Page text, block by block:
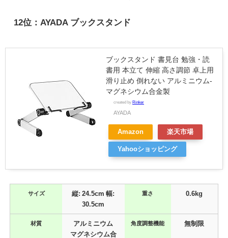
12位：AYADA ブックスタンド
ブックスタンド 書見台 勉強・読
書用 本立て 伸縮 高さ調節 卓上用
滑り止め 倒れない アルミニウム-
マグネシウム合金製
created by Rinker
AYADA
Amazon 楽天市場
Yahooショッピング
サイズ
縦: 24.5cm 幅:
30.5cm
重さ 0.6kg
材質
アルミニウム
マグネシウム合
角度調整機能 無制限